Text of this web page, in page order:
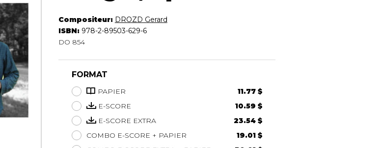
Luth
Mandoline
Orgue
Saxophone
Trombone
Trompette
Tuba
Ukulélé
Violon
Compositeur: DROZD Gerard
ISBN: 978-2-89503-629-6
DO 854
FORMAT
PAPIER
11.77 $
E-SCORE
10.59 $
E-SCORE EXTRA
23.54 $
COMBO E-SCORE + PAPIER
19.01 $